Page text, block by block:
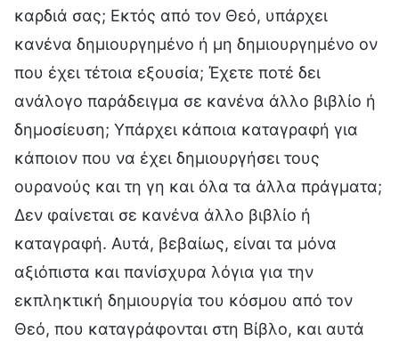
καρδιά σας; Εκτός από τον Θεό, υπάρχει
κανένα δημιουργημένο ή μη δημιουργημένο ον
που έχει τέτοια εξουσία; Έχετε ποτέ δει
ανάλογο παράδειγμα σε κανένα άλλο βιβλίο ή
δημοσίευση; Υπάρχει κάποια καταγραφή για
κάποιον που να έχει δημιουργήσει τους
ουρανούς και τη γη και όλα τα άλλα πράγματα;
Δεν φαίνεται σε κανένα άλλο βιβλίο ή
καταγραφή. Αυτά, βεβαίως, είναι τα μόνα
αξιόπιστα και πανίσχυρα λόγια για την
εκπληκτική δημιουργία του κόσμου από τον
Θεό, που καταγράφονται στη Βίβλο, και αυτά